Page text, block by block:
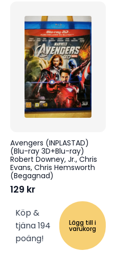
Avengers (INPLASTAD)
(Blu-ray 3D+Blu-ray)
Robert Downey, Jr., Chris
Evans, Chris Hemsworth
(Begagnad)
129 kr
Köp &
tjäna 194
poäng!
Lägg till i
varukorg